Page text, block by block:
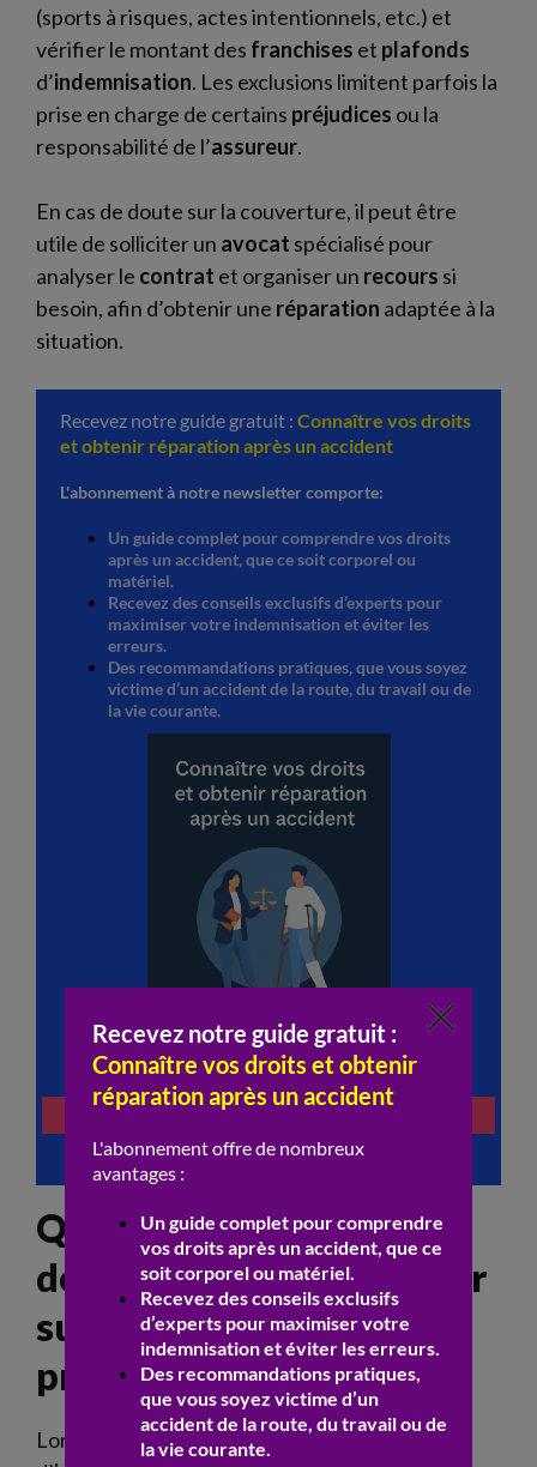
(sports à risques, actes intentionnels, etc.) et
vérifier le montant des franchises et plafonds
d’indemnisation. Les exclusions limitent parfois la
prise en charge de certains préjudices ou la
responsabilité de l’assureur.
En cas de doute sur la couverture, il peut être
utile de solliciter un avocat spécialisé pour
analyser le contrat et organiser un recours si
besoin, afin d’obtenir une réparation adaptée à la
situation.
Quels recours en cas de
désaccord avec l’assureur
sur l’indemnisation
proposée ?
Lorsque la victimereçoit uneoffre